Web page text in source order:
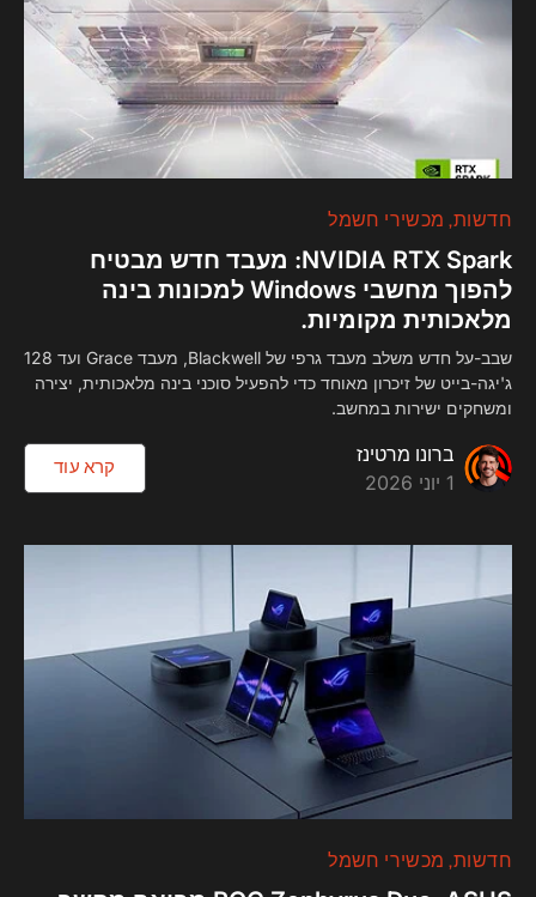
חדשות מכשירי חשמל
NVIDIA RTX Spark: מעבד חדש מבטיח
להפוך מחשבי Windows למכונות בינה
מלאכותית מקומיות.
שבב-על חדש משלב מעבד גרפי של Blackwell, מעבד Grace ועד 128
ג'יגה-בייט של זיכרון מאוחד כדי להפעיל סוכני בינה מלאכותית, יצירה
ומשחקים ישירות במחשב.
ברונו מרטינז
1 יוני 2026
קרא עוד
חדשות מכשירי חשמל